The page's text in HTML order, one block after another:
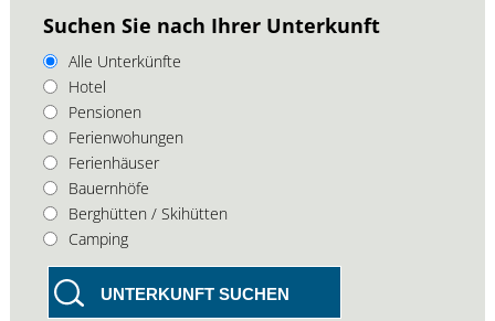
Suchen Sie nach Ihrer Unterkunft
Alle Unterkünfte
Hotel
Pensionen
Ferienwohungen
Ferienhäuser
Bauernhöfe
Berghütten / Skihütten
Camping
UNTERKUNFT SUCHEN